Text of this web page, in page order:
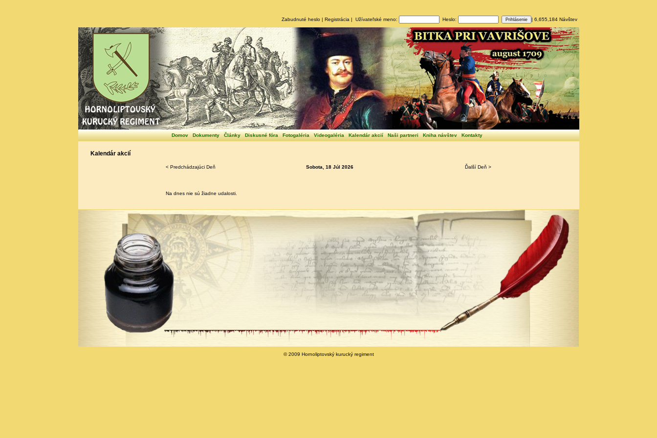
Zabudnuté heslo| Registrácia | Užívateľské meno: Heslo: | 6,655,184 Návštev
Domov Dokumenty Články Diskusné fóra Fotogaléria Videogaléria Kalendár akcií Naši partneri Kniha návštev Kontakty
Kalendár akcií
< Predchádzajúci Deň Sobota, 18 Júl 2026 Ďalší Deň >
Na dnes nie sú žiadne udalosti.
© 2009 Hornoliptovský kurucký regiment